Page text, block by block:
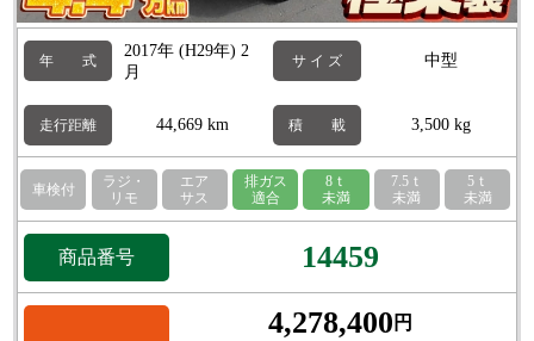
年 式
2017年 (H29年) 2
月
サ イ ズ 中型
走行距離 44,669 km 積 載 3,500 kg
車検付
ラジ・
リモ
エア
サス
排ガス
適合
8ｔ
未満
7.5ｔ
未満
5ｔ
未満
商品番号 14459
4,278,400 円